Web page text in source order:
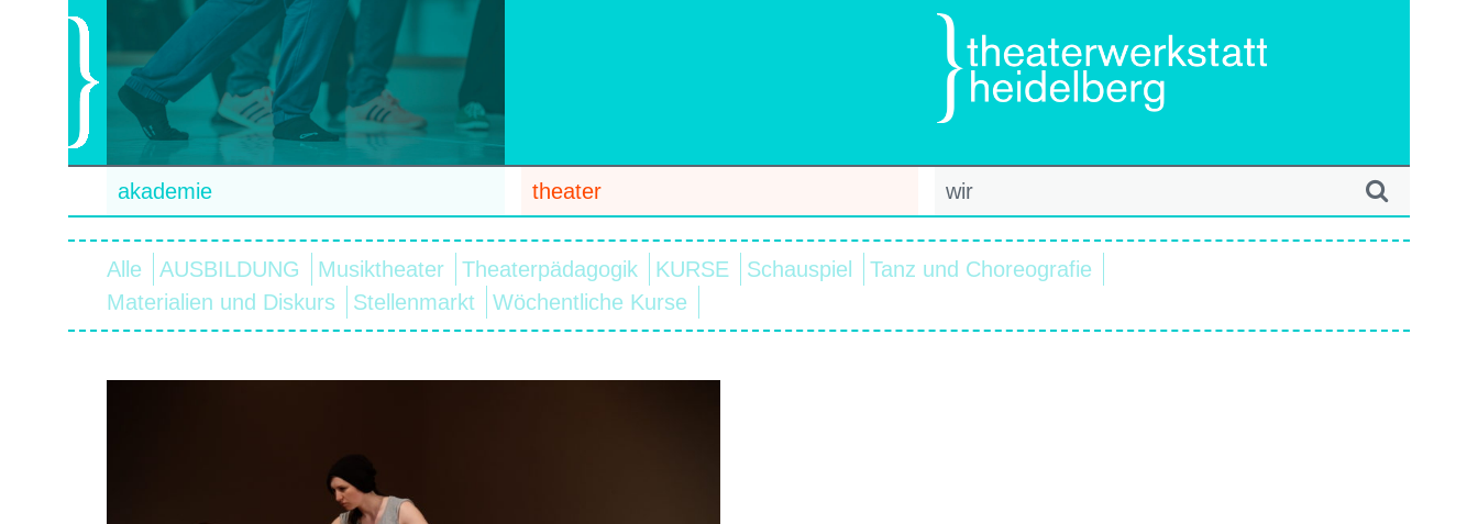
akademie theater wir
Alle AUSBILDUNG Musiktheater Theaterpädagogik KURSE Schauspiel
Tanz und Choreografie
Materialien und Diskurs
Stellenmarkt Wöchentliche Kurse